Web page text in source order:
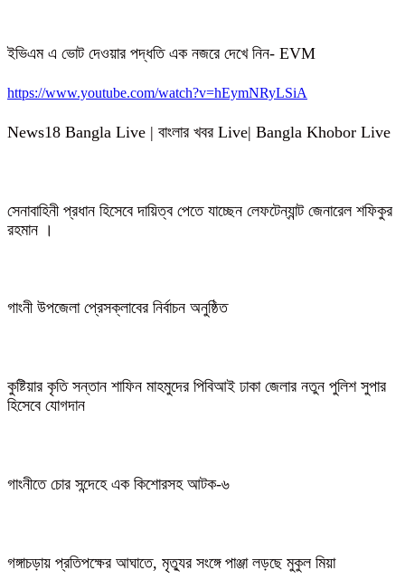
ইভিএম এ ভোট দেওয়ার পদ্ধতি এক নজরে দেখে নিন- EVM
https://www.youtube.com/watch?v=hEymNRyLSiA
News18 Bangla Live | বাংলার খবর Live| Bangla Khobor Live
সেনাবাহিনী প্রধান হিসেবে দায়িত্ব পেতে যাচ্ছেন লেফটেন্যান্ট জেনারেল শফিকুর
রহমান ।
গাংনী উপজেলা প্রেসক্লাবের নির্বাচন অনুষ্ঠিত
কুষ্টিয়ার কৃতি সন্তান শাফিন মাহমুদের পিবিআই ঢাকা জেলার নতুন পুলিশ সুপার
হিসেবে যোগদান
গাংনীতে চোর সন্দেহে এক কিশোরসহ আটক-৬
গঙ্গাচড়ায় প্রতিপক্ষের আঘাতে, মৃত্যুর সংঙ্গে পাঞ্জা লড়ছে মুকুল মিয়া